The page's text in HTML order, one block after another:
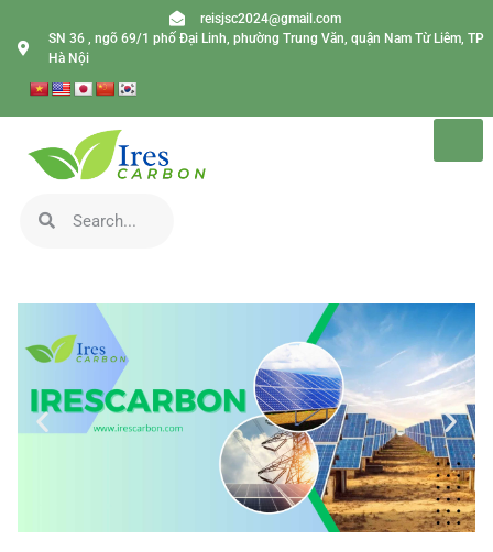
reisjsc2024@gmail.com
SN 36 , ngõ 69/1 phố Đại Linh, phường Trung Văn, quận Nam Từ Liêm, TP
Hà Nội